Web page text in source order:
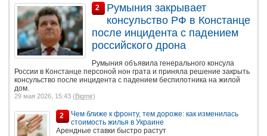
2
Румыния закрывает
консульство РФ в Констанце
после инцидента с падением
российского дрона
Румыния объявила генерального консула
России в Констанце персоной нон грата и приняла решение закрыть
консульство после инцидента с падением беспилотника на жилой
дом.
29 мая 2026, 15:43 (Bigmir)
2
Чем ближе к фронту, тем дороже: как изменилась
стоимость жилья в Украине
Арендные ставки быстро растут